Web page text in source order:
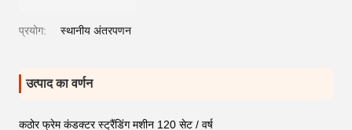
प्रयोग: स्थानीय अंतरपणन
उत्पाद का वर्णन
कठोर फ्रेम कंडक्टर स्ट्रैंडिंग मशीन 120 सेट / वर्ष